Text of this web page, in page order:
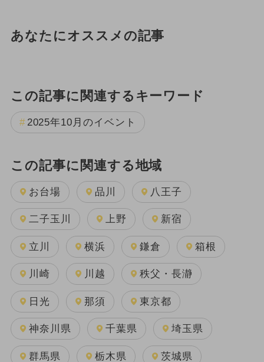
あなたにオススメの記事
この記事に関連するキーワード
2025年10月のイベント
この記事に関連する地域
お台場 品川 八王子
二子玉川 上野 新宿
立川 横浜 鎌倉 箱根
川崎 川越 秩父・長瀞
日光 那須 東京都
神奈川県 千葉県 埼玉県
群馬県 栃木県 茨城県